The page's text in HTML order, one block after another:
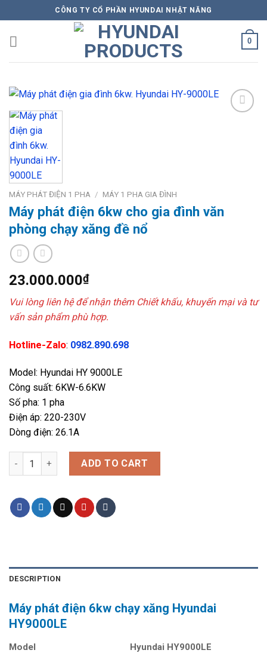
to
content
CÔNG TY CỔ PHẦN HYUNDAI NHẬT NĂNG
0
MÁY PHÁT ĐIỆN 1 PHA / MÁY 1 PHA GIA ĐÌNH
Máy phát điện 6kw cho gia đình văn
phòng chạy xăng đề nổ
23.000.000₫
Vui lòng liên hệ để nhận thêm Chiết khấu, khuyến mại và tư
vấn sản phẩm phù hợp.
Hotline-Zalo: 0982.890.698
Model: Hyundai HY 9000LE
Công suất: 6KW-6.6KW
Số pha: 1 pha
Điện áp: 220-230V
Dòng điện: 26.1A
Máy phát điện 6kw cho gia đình văn phòng chạy xăng đề nổ
ADD TO CART
DESCRIPTION
Máy phát điện 6kw chạy xăng Hyundai
HY9000LE
Model
Hyundai HY9000LE